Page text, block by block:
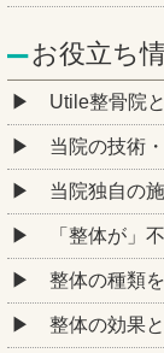
お役立ち
Utile整骨院
当院の技術
当院独自の
「整体が」
整体の種類
整体の効果